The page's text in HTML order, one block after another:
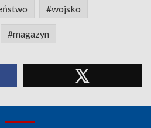
#wojsko
#magazyn